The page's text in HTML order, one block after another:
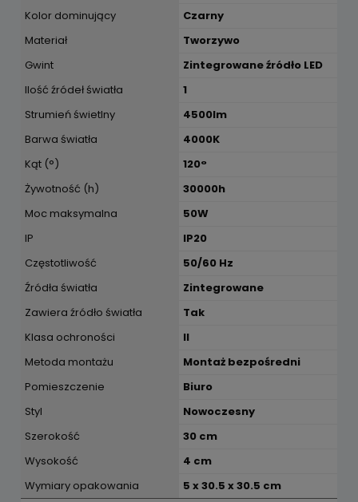
Kolor dominujący
Czarny
Materiał
Tworzywo
Gwint
Zintegrowane źródło LED
Ilość źródeł światła
1
Strumień świetlny
4500lm
Barwa światła
4000K
Kąt (°)
120°
Żywotność (h)
30000h
Moc maksymalna
50W
IP
IP20
Częstotliwość
50/60 Hz
Źródła światła
Zintegrowane
Zawiera źródło światła
Tak
Klasa ochroności
II
Metoda montażu
Montaż bezpośredni
Pomieszczenie
Biuro
Styl
Nowoczesny
Szerokość
30 cm
Wysokość
4 cm
Wymiary opakowania
5 x 30.5 x 30.5 cm